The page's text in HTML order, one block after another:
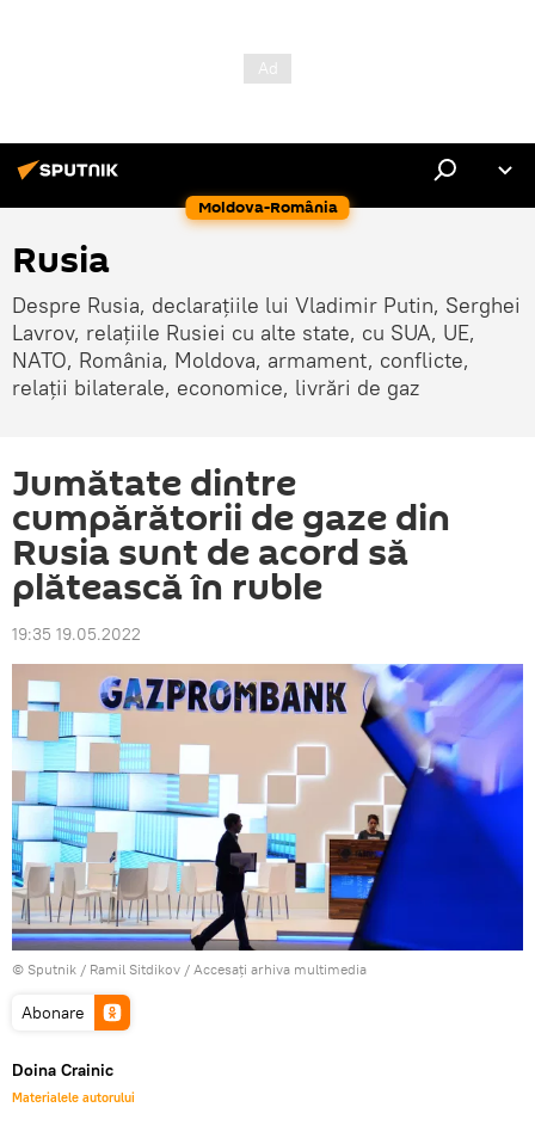
Moldova-România
Rusia
Despre Rusia, declarațiile lui Vladimir Putin, Serghei
Lavrov, relațiile Rusiei cu alte state, cu SUA, UE,
NATO, România, Moldova, armament, conflicte,
relații bilaterale, economice, livrări de gaz
Jumătate dintre
cumpărătorii de gaze din
Rusia sunt de acord să
plătească în ruble
19:35 19.05.2022
© Sputnik / Ramil Sitdikov / Accesați arhiva multimedia
Abonare
Doina Crainic
Materialele autorului